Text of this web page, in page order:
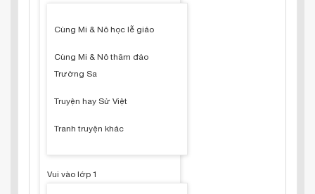
Cùng Mi & Nô học lễ giáo
Cùng Mi & Nô thăm đảo
Trường Sa
Truyện hay Sử Việt
Tranh truyện khác
Vui vào lớp 1